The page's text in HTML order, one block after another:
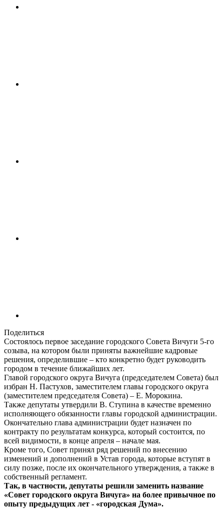
Поделиться
Состоялось первое заседание городского Совета Вичуги 5-го
созыва, на котором были приняты важнейшие кадровые
решения, определившие – кто конкретно будет руководить
городом в течение ближайших лет.
Главой городского округа Вичуга (председателем Совета) был
избран Н. Пастухов, заместителем главы городского округа
(заместителем председателя Совета) – Е. Морокина.
Также депутаты утвердили В. Ступина в качестве временно
исполняющего обязанности главы городской администрации.
Окончательно глава администрации будет назначен по
контракту по результатам конкурса, который состоится, по
всей видимости, в конце апреля – начале мая.
Кроме того, Совет принял ряд решений по внесению
изменений и дополнений в Устав города, которые вступят в
силу позже, после их окончательного утверждения, а также в
собственный регламент.
Так, в частности, депутаты решили заменить название
«Совет городского округа Вичуга» на более привычное по
опыту предыдущих лет - «городская Дума».